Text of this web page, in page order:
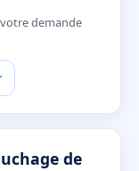
demande
de